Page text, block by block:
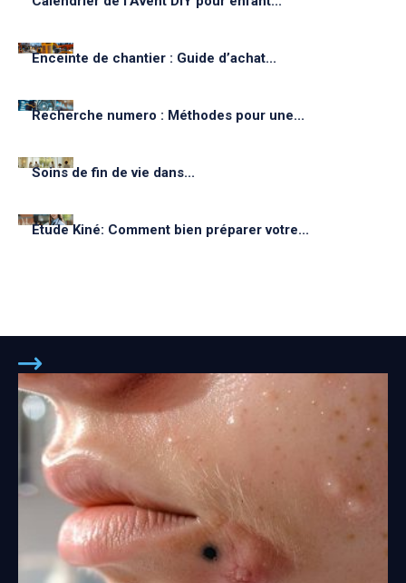
Enceinte de chantier : Guide d’achat...
Recherche numero : Méthodes pour une...
Soins de fin de vie dans...
Étude Kiné: Comment bien préparer votre...